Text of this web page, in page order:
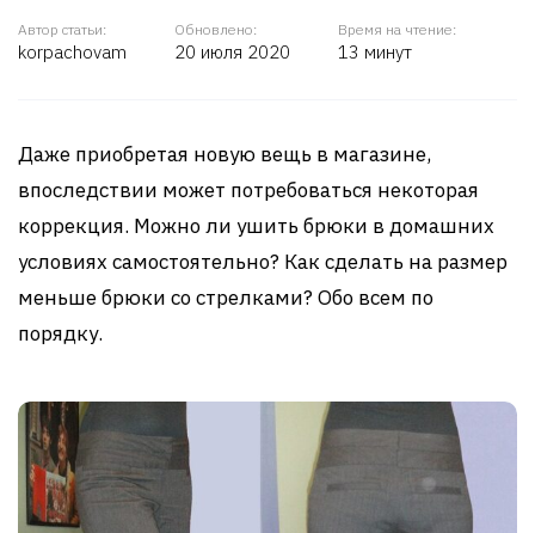
Автор статьи:
korpachovam
Обновлено:
20 июля 2020
Время на чтение:
13 минут
Даже приобретая новую вещь в магазине,
впоследствии может потребоваться некоторая
коррекция. Можно ли ушить брюки в домашних
условиях самостоятельно? Как сделать на размер
меньше брюки со стрелками? Обо всем по
порядку.